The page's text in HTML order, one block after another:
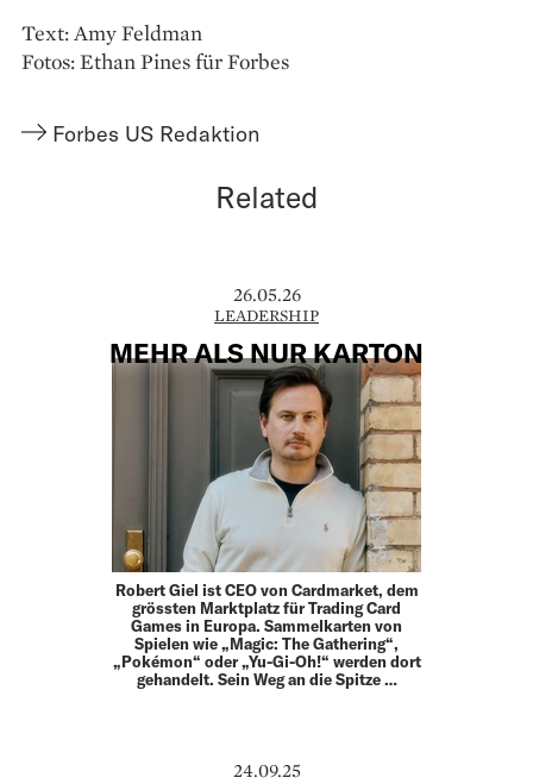
Text: Amy Feldman
Fotos: Ethan Pines für Forbes
Forbes US Redaktion
Related
26.05.26
LEADERSHIP
MEHR ALS NUR KARTON
Robert Giel ist CEO von Cardmarket, dem
grössten Marktplatz für Trading Card
Games in Europa. Sammelkarten von
Spielen wie „Magic: The Gathering“,
„Pokémon“ oder „Yu-Gi-Oh!“ werden dort
gehandelt. Sein Weg an die Spitze …
24.09.25